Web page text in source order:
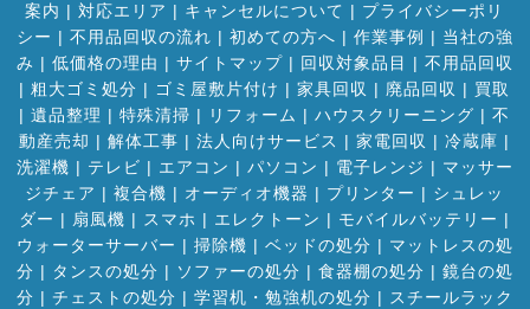
案内 | 対応エリア | キャンセルについて | プライバシーポリ
シー | 不用品回収の流れ | 初めての方へ | 作業事例 | 当社の強
み | 低価格の理由 | サイトマップ| 回収対象品目 | 不用品回収
| 粗大ゴミ処分 | ゴミ屋敷片付け | 家具回収 | 廃品回収 | 買取
| 遺品整理 | 特殊清掃 | リフォーム | ハウスクリーニング | 不
動産売却 | 解体工事 | 法人向けサービス | 家電回収 | 冷蔵庫 |
洗濯機 | テレビ | エアコン | パソコン | 電子レンジ | マッサー
ジチェア | 複合機 | オーディオ機器 | プリンター | シュレッ
ダー | 扇風機 | スマホ | エレクトーン | モバイルバッテリー |
ウォーターサーバー | 掃除機 | ベッドの処分 | マットレスの処
分 | タンスの処分 | ソファーの処分 | 食器棚の処分 | 鏡台の処
分 | チェストの処分 | 学習机・勉強机の処分 | スチールラック